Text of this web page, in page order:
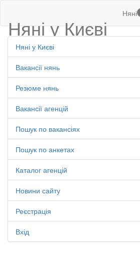
Няні у Києві
Няні
Няні у Києві
Вакансії нянь
Резюме нянь
Вакансії агенцій
Пошук по вакансіях
Пошук по анкетах
Каталог агенцій
Новини сайту
Реєстрація
Вхід